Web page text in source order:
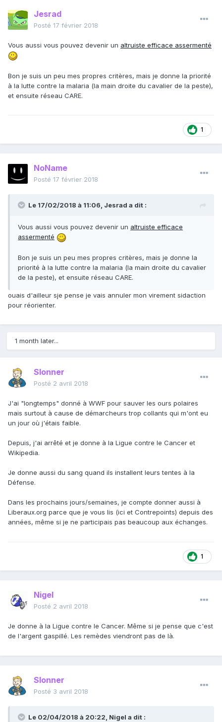
Jesrad
Posté 17 février 2018
Vous aussi vous pouvez devenir un altruiste efficace assermenté
Bon je suis un peu mes propres critères, mais je donne la priorité
à la lutte contre la malaria (la main droite du cavalier de la peste),
et ensuite réseau CARE.
1
NoName
Posté 17 février 2018
Le 17/02/2018 à 11:06, Jesrad a dit :
Vous aussi vous pouvez devenir un altruiste efficace
assermenté
Bon je suis un peu mes propres critères, mais je donne la
priorité à la lutte contre la malaria (la main droite du cavalier
de la peste), et ensuite réseau CARE.
ouais d'ailleur sje pense je vais annuler mon virement sidaction
pour réorienter.
1 month later...
Slonner
Posté 2 avril 2018
J'ai "longtemps" donné à WWF pour sauver les ours polaires
mais surtout à cause de démarcheurs trop collants qui m'ont eu
un jour où j'étais faible.
Depuis, j'ai arrêté et je donne à la Ligue contre le Cancer et
Wikipedia.
Je donne aussi du sang quand ils installent leurs tentes à la
Défense.
Dans les prochains jours/semaines, je compte donner aussi à
Liberaux.org parce que je vous lis (ici et Contrepoints) depuis des
années, même si je ne participais pas beaucoup aux échanges.
1
Nigel
Posté 2 avril 2018
Je donne à la Ligue contre le Cancer. Même si je pense que c'est
de l'argent gaspillé. Les remèdes viendront pas de là.
Slonner
Posté 3 avril 2018
Le 02/04/2018 à 20:22, Nigel a dit :